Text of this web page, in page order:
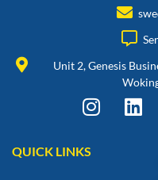
Unit 2, Genesis
QUICK LINKS